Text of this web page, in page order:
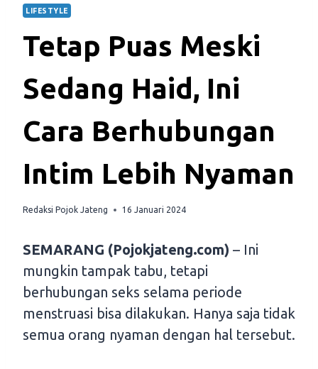
LIFESTYLE
Tetap Puas Meski
Sedang Haid, Ini
Cara Berhubungan
Intim Lebih Nyaman
Redaksi Pojok Jateng 16 Januari 2024
SEMARANG (Pojokjateng.com) – Ini
mungkin tampak tabu, tetapi
berhubungan seks selama periode
menstruasi bisa dilakukan. Hanya saja tidak
semua orang nyaman dengan hal tersebut.